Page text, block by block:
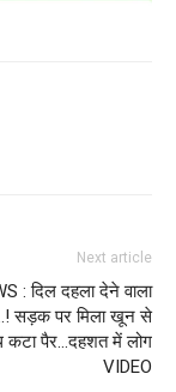
Next article
: दिल दहला देने वाला
सड़क पर मिला खून से
पैर…दहशत में लोग
VIDEO